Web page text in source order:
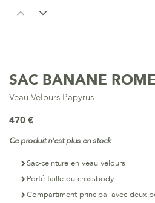
SAC BANANE
Veau Velours Papyrus
470 €
Ce produit n'est plus en stock
Sac-ceinture en veau velours
Porté taille ou crossbody
Compartiment principal avec deux